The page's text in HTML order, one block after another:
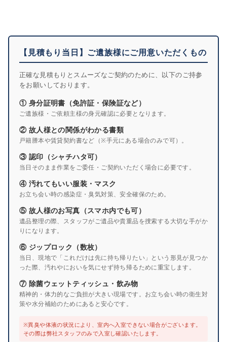
【見積もり当日】ご遺族様にご用意いただくもの
正確な見積もりとスムーズなご契約のために、以下のご持参
をお願いしております。
① 身分証明書（免許証・保険証など）
ご遺族様・ご依頼主様の身元確認に必要となります。
② 故人様との関係がわかる書類
戸籍謄本や賃貸契約書など（※手元にある場合のみで可）。
③ 認印（シャチハタ可）
当日そのまま作業をご委任・ご契約いただく場合に必要です。
④ 汚れてもいい服装・マスク
お立ち会い時の感染症・臭気対策、安全確保のため。
⑤ 故人様のお写真（スマホ内でも可）
遺品整理の際、スタッフがご遺品や貴重品を捜索する大切な手がか
りになります。
⑥ ジップロック（数枚）
当日、現地で「これだけは先に持ち帰りたい」という形見が見つか
った際、汚れやにおいを気にせず持ち帰るために重宝します。
⑦ 除菌ウェットティッシュ・飲み物
精神的・体力的なご負担が大きい現場です。お立ち会い時の衛生対
策や水分補給のためにあると安心です。
※異臭や体液の状況により、室内へ入室できない場合がございます。
その際は弊社スタッフのみで入室し確認いたします。